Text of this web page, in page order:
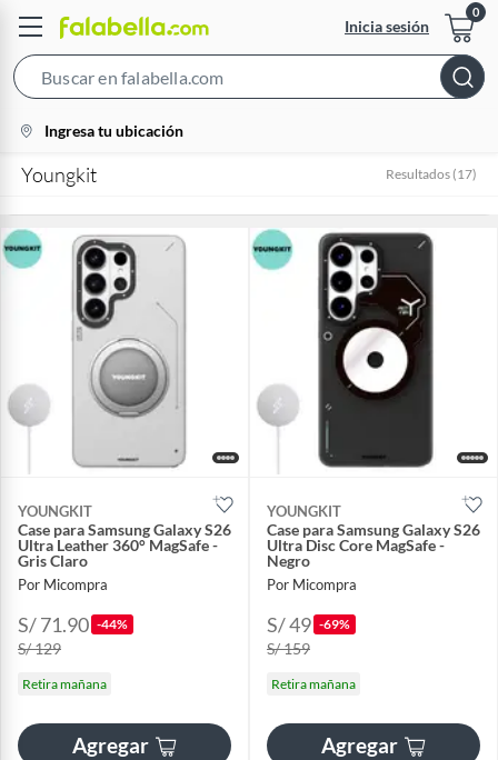
Inicia sesión
Bar
location-
icon
Ingresa tu ubicación
Youngkit Resultados (17)
YOUNGKIT
Case para Samsung Galaxy S26
Ultra Leather 360° MagSafe -
Gris Claro
Por Micompra
S/ 71.90 -44%
S/ 129
Retira mañana
Agregar
YOUNGKIT
Case para Samsung Galaxy S26
Ultra Disc Core MagSafe -
Negro
Por Micompra
S/ 49 -69%
S/ 159
Retira mañana
Agregar